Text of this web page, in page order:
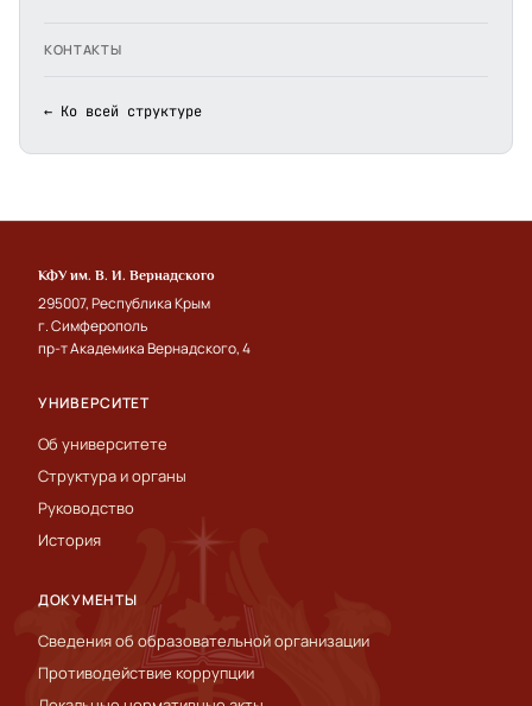
КОНТАКТЫ
← Ко всей структуре
КФУ им. В. И. Вернадского
295007, Республика Крым
г. Симферополь
пр-т Академика Вернадского, 4
УНИВЕРСИТЕТ
Об университете
Структура и органы
Руководство
История
ДОКУМЕНТЫ
Сведения об образовательной организации
Противодействие коррупции